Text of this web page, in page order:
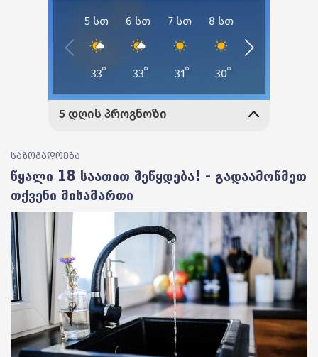
საზოგადოება
წყალი 18 საათით შეწყდება! - გადაამოწმეთ
თქვენი მისამართი